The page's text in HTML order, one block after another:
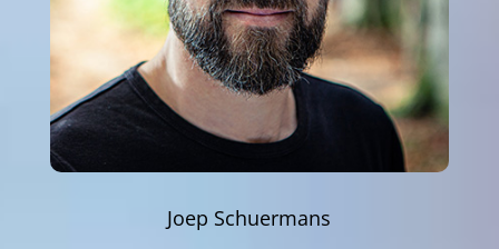
Joep Schuermans